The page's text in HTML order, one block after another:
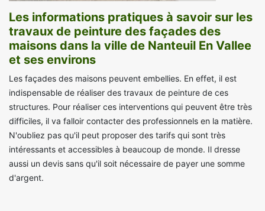
Les informations pratiques à savoir sur les
travaux de peinture des façades des
maisons dans la ville de Nanteuil En Vallee
et ses environs
Les façades des maisons peuvent embellies. En effet, il est
indispensable de réaliser des travaux de peinture de ces
structures. Pour réaliser ces interventions qui peuvent être très
difficiles, il va falloir contacter des professionnels en la matière.
N'oubliez pas qu'il peut proposer des tarifs qui sont très
intéressants et accessibles à beaucoup de monde. Il dresse
aussi un devis sans qu'il soit nécessaire de payer une somme
d'argent.